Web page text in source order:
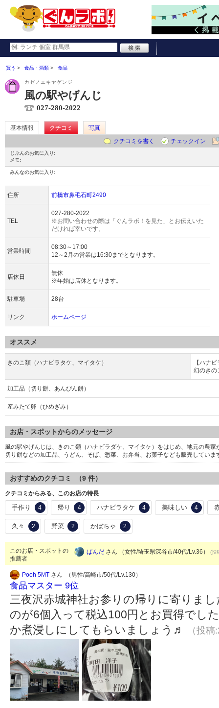
買う 食品・酒類 食品
カゼノエキヤゲンジ
風の駅やげんじ
027-280-2022
基本情報 クチコミ
写真
クチコミを書く
チェックイン
じぶんのお気に入り:
メモ:
みんなのお気に入り:
住所 前橋市鼻毛石町2490
TEL
027-280-2022
※お問い合わせの際は「ぐんラボ！を見た」とお伝えいた
だければ幸いです。
営業時間
08:30～17:00
12～2月の営業は16:30までとなります。
店休日
無休
※年始は店休となります。
駐車場 28台
リンク ホームページ
オススメ
きのこ類（ハナビラタケ、マイタケ）
【ハナ
幻のきの
加工品（切り餅、あんぴん餅）
産みたて卵（ひめぎみ）
お店・スポットからのメッセージ
風の駅やげんじは、きのこ類（ハナビラダケ、マイタケ）をはじめ、地元の農
切り餅などの加工品、うどん、そば、惣菜、お弁当、お菓子なども販売していま
おすすめのクチコミ （9 件）
クチコミからみる、このお店の特長
手作り 4 帰り 4 ハナビラタケ 4 美味しい 4
久々 2 野菜 2 かぼちゃ 2
このお店・スポットの
推薦者
ぱんだ さん （女性/埼玉県深谷市/40代/Lv.36） (投
Pooh 5MT さん （男性/高崎市/50代/Lv.130）
食品マスター 9位
三夜沢赤城神社お参りの帰りに寄りま
のが6個入って税込100円とお買得でし
か煮浸しにしてもらいましょう♬
（投